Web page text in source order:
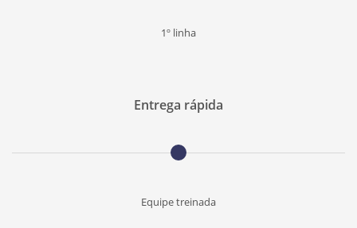
1º linha
Entrega rápida
Equipe treinada